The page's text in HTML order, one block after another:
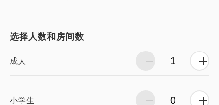
选择人数和房间数
成人
小学生